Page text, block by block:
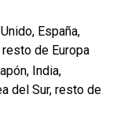
España,
de Europa
India,
del Sur, resto de